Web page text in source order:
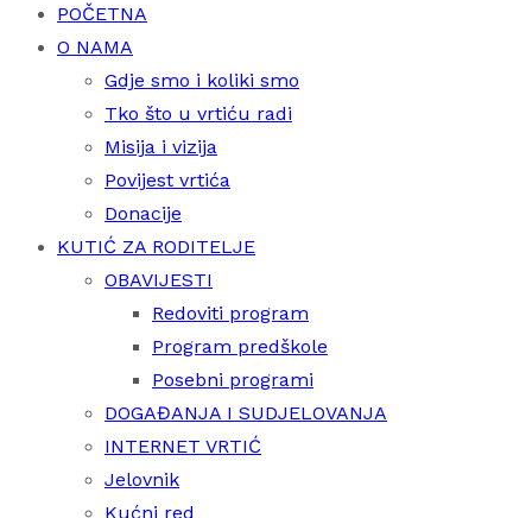
POČETNA
O NAMA
Gdje smo i koliki smo
Tko što u vrtiću radi
Misija i vizija
Povijest vrtića
Donacije
KUTIĆ ZA RODITELJE
OBAVIJESTI
Redoviti program
Program predškole
Posebni programi
DOGAĐANJA I SUDJELOVANJA
INTERNET VRTIĆ
Jelovnik
Kućni red